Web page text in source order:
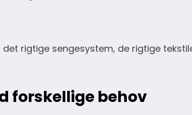
rigtige sengesystem, de rigtige
forskellige behov